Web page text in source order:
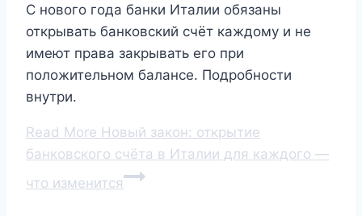
С нового года банки Италии обязаны
открывать банковский счёт каждому и не
имеют права закрывать его при
положительном балансе. Подробности
внутри.
Read More Новый закон: открытие
банковского счёта в Италии для каждого —
что изменится